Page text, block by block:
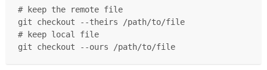
# keep the remote file
git checkout --theirs /path/to/file
# keep local file
git checkout --ours /path/to/file